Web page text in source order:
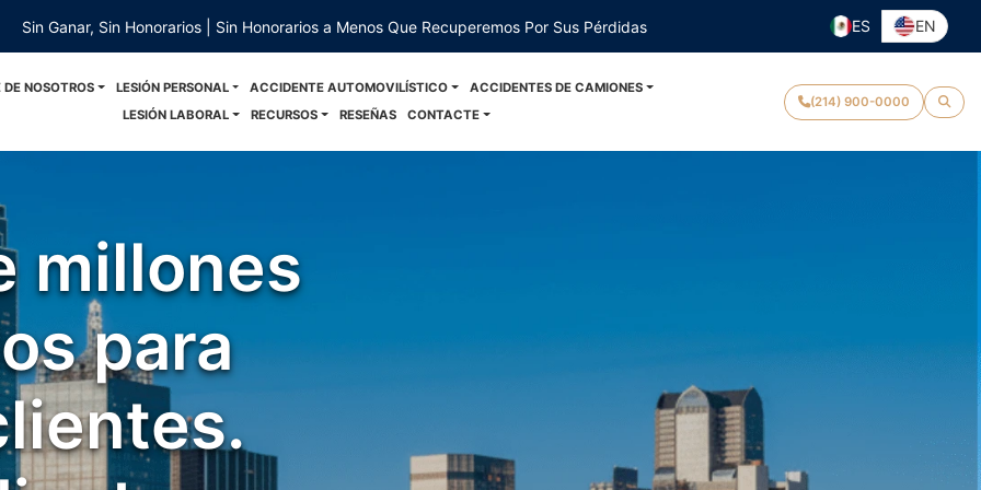
Sin Ganar, Sin Honorarios | Sin Honorarios a Menos Que Recuperemos Por Sus Pérdidas ES EN
DE NOSOTROS LESIÓN PERSONAL ACCIDENTE AUTOMOVILÍSTICO
ACCIDENTES DE CAMIONES
LESIÓN LABORAL
RECURSOS RESEÑAS CONTACTE
(214) 900-0000
millones
para